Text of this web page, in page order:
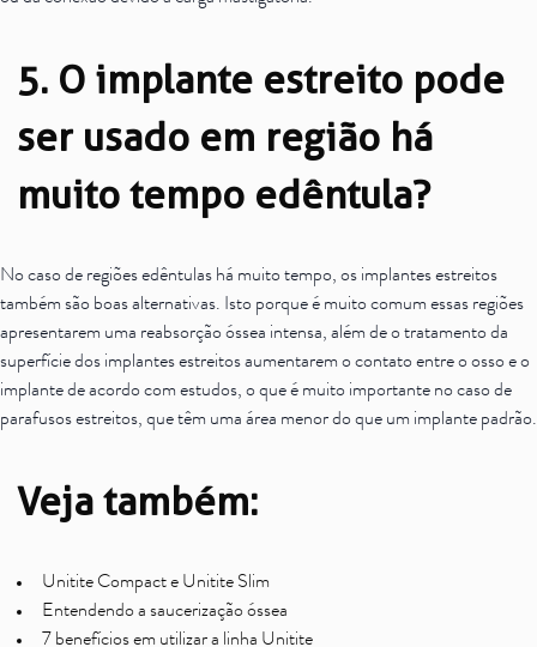
5. O implante estreito pode
ser usado em região há
muito tempo edêntula?
No caso de regiões edêntulas há muito tempo, os implantes estreitos
também são boas alternativas. Isto porque é muito comum essas regiões
apresentarem uma reabsorção óssea intensa, além de o tratamento da
superfície dos implantes estreitos aumentarem o contato entre o osso e o
implante de acordo com estudos, o que é muito importante no caso de
parafusos estreitos, que têm uma área menor do que um implante padrão.
Veja também:
Unitite Compact e Unitite Slim
Entendendo a saucerização óssea
7 benefícios em utilizar a linha Unitite